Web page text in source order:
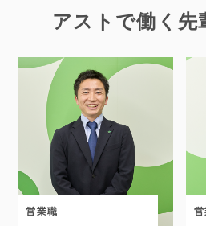
アストで働く先
営業職